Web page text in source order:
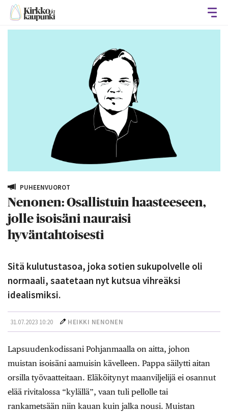
PUHEENVUOROT
Nenonen: Osallistuin haasteeseen,
jolle isoisäni nauraisi
hyväntahtoisesti
Sitä kulutustasoa, joka sotien sukupolvelle oli
normaali, saatetaan nyt kutsua vihreäksi
idealismiksi.
31.07.2023 10:20 HEIKKI NENONEN
Lapsuudenkodissani Pohjanmaalla on aitta, johon
muistan isoisäni aamuisin kävelleen. Pappa säilytti aitan
orsilla työvaatteitaan. Eläköitynyt maanviljelijä ei osannut
elää rivitalossa “kylällä”, vaan tuli pellolle tai
rankametsään niin kauan kuin jalka nousi. Muistan